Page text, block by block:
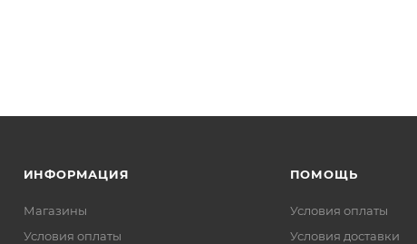
ИНФОРМАЦИЯ
Магазины
Условия оплаты
ПОМОЩЬ
Условия оплаты
Условия доставки